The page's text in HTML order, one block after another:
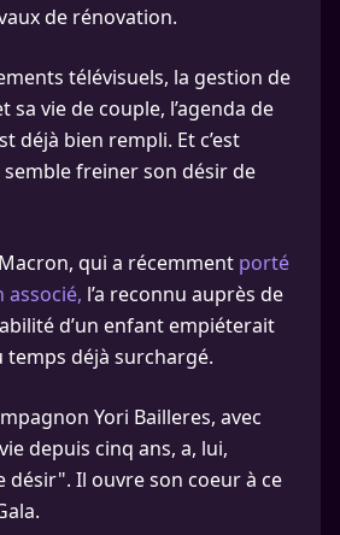
de rénovation.
télévisuels, la gestion de
vie de couple, l’agenda de
déjà bien rempli. Et c’est
freiner son désir de
qui a récemment porté
l’a reconnu auprès de
d’un enfant empiéterait
déjà surchargé.
Yori Bailleres, avec
depuis cinq ans, a, lui,
désir". Il ouvre son coeur à ce